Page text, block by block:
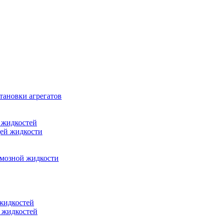
агрегатов
жидкости
жидкости